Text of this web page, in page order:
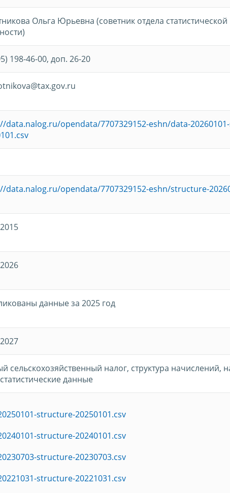
Ольга Юрьевна (советник отдела статистической
198-46-00, доп. 26-20
data.nalog.ru/opendata/7707329152-eshn/data-
data.nalog.ru/opendata/7707329152-eshn/structure-
данные за 2025 год
сельскохозяйственный налог, структура начислений,
данные
structure-20250101.csv
structure-20240101.csv
structure-20230703.csv
structure-20221031.csv